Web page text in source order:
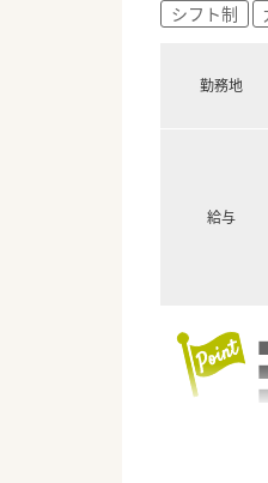
シフト制
勤務地
給与